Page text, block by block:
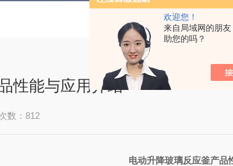
欢迎您！
来自局域网的朋
助您的吗？
性能与应用介绍
数：812
电动升降玻璃反应釜产品